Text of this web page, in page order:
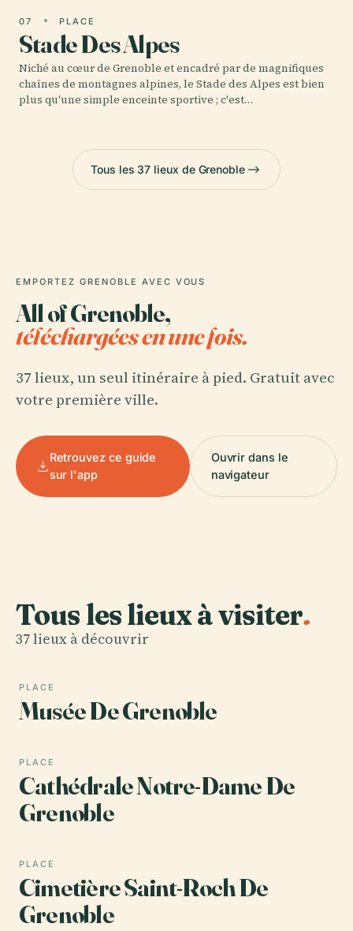
07 PLACE
Stade Des Alpes
Niché au cœur de Grenoble et encadré par de magnifiques
chaînes de montagnes alpines, le Stade des Alpes est bien
plus qu'une simple enceinte sportive ; c'est…
Tous les 37 lieux de Grenoble
EMPORTEZ GRENOBLE AVEC VOUS
All of Grenoble,
téléchargées en une fois.
37 lieux, un seul itinéraire à pied. Gratuit avec
votre première ville.
Retrouvez ce guide
sur l'app
Ouvrir dans le
navigateur
Tous les lieux à visiter.
37 lieux à découvrir
PLACE
Musée De Grenoble
PLACE
Cathédrale Notre-Dame De
Grenoble
PLACE
Cimetière Saint-Roch De
Grenoble